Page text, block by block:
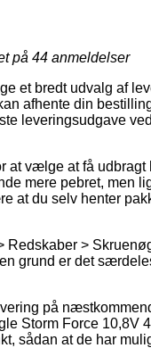
på 44 anmeldelser
et bredt udvalg af
afhente din
leveringsudgave
at vælge at få
mere pebret, men
at du selv henter
Redskaber >
grund er det
på
Storm Force
sådan at de har